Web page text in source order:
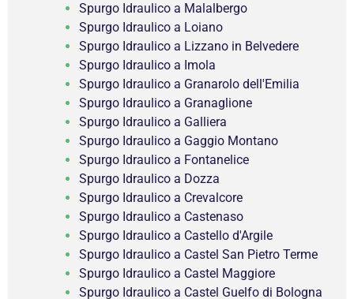
Spurgo Idraulico a Malalbergo
Spurgo Idraulico a Loiano
Spurgo Idraulico a Lizzano in Belvedere
Spurgo Idraulico a Imola
Spurgo Idraulico a Granarolo dell'Emilia
Spurgo Idraulico a Granaglione
Spurgo Idraulico a Galliera
Spurgo Idraulico a Gaggio Montano
Spurgo Idraulico a Fontanelice
Spurgo Idraulico a Dozza
Spurgo Idraulico a Crevalcore
Spurgo Idraulico a Castenaso
Spurgo Idraulico a Castello d'Argile
Spurgo Idraulico a Castel San Pietro Terme
Spurgo Idraulico a Castel Maggiore
Spurgo Idraulico a Castel Guelfo di Bologna